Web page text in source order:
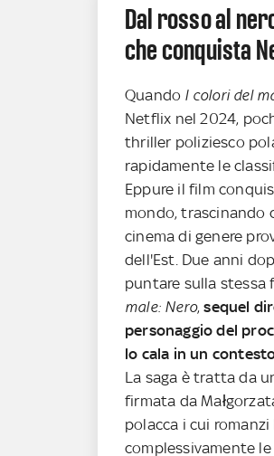
Dal rosso al
che conquista
Quando I colori del
Netflix nel 2024,
thriller poliziesco
rapidamente le
Eppure il film
mondo, trascinando
cinema di genere
dell'Est. Due anni
puntare sulla stessa
male: Nero,sequel
personaggio del
lo cala in un
La saga è tratta da
firmata da
polacca i cui
complessivamente